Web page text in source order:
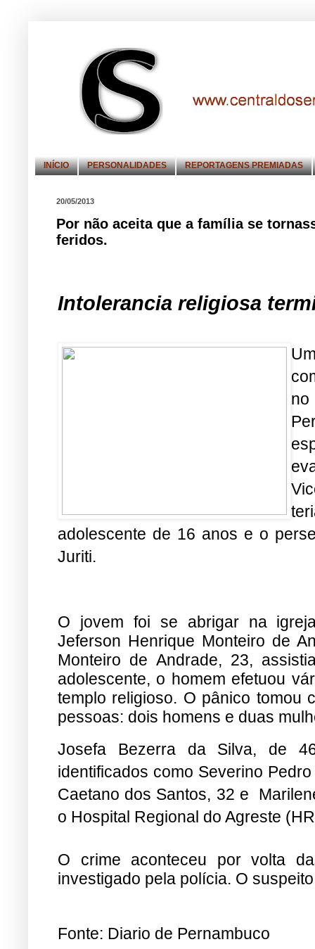
INÍCIO PERSONALIDADES REPORTAGENS PREMIADAS
20/05/2013
Por não aceita que a família se
feridos.
Intolerancia religiosa
adolescente de 16 anos e o
Juriti.
O jovem foi se abrigar na
Jeferson Henrique Monteiro de
Monteiro de Andrade, 23,
adolescente, o homem efetuou
templo religioso. O pânico tomou
pessoas: dois homens e duas
Josefa Bezerra da Silva, de
identificados como Severino
Caetano dos Santos, 32 e
o Hospital Regional do Agreste
O crime aconteceu por volta
investigado pela polícia. O
Fonte: Diario de Pernambuco